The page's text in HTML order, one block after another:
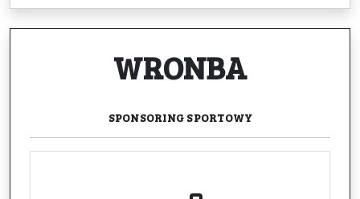
WRONBA
SPONSORING SPORTOWY